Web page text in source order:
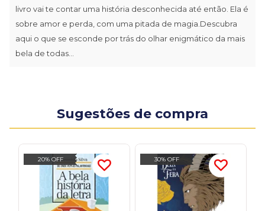
livro vai te contar uma história desconhecida até então. Ela é
sobre amor e perda, com uma pitada de magia.Descubra
aqui o que se esconde por trás do olhar enigmático da mais
bela de todas...
Sugestões de compra
20% OFF 30% OFF